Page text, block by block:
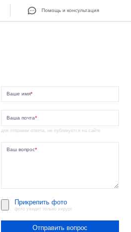
Помощь и консультация
Ваше имя*
Ваша почта*
для отправки ответа, не публикуется на сайте
Ваш вопрос*
Прикрепить фото
фото увидит только хирург
Отправить вопрос